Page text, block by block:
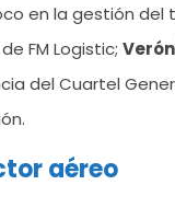
en la gestión del
FM Logistic;
del Cuartel
aéreo